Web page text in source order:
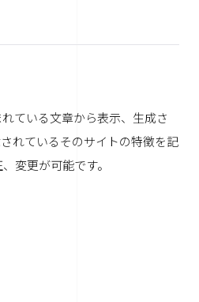
ている文章から表示、生成さ
れているそのサイトの特徴を記
変更が可能です。